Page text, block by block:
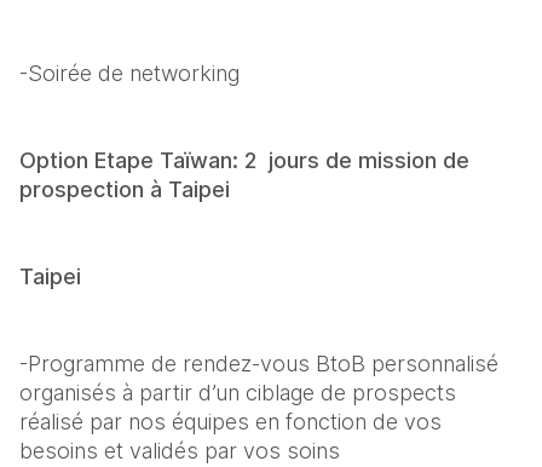
-Soirée de networking
Option Etape Taïwan: 2  jours de mission de
prospection à Taipei
Taipei
-Programme de rendez-vous BtoB personnalisé
organisés à partir d’un ciblage de prospects
réalisé par nos équipes en fonction de vos
besoins et validés par vos soins